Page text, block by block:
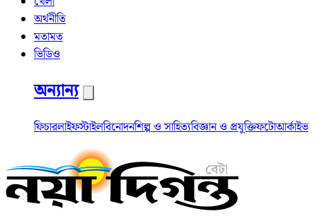
অর্থনীতি
মতামত
ভিডিও
অন্যান্য
ফিচারলাইফস্টাইলবিনোদনশিল্প ও সাহিত্যবিজ্ঞান ও প্রযুক্তিফটোআর্কাইভ